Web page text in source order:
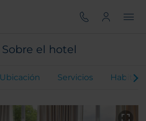
Sobre el hotel
Ubicación Servicios